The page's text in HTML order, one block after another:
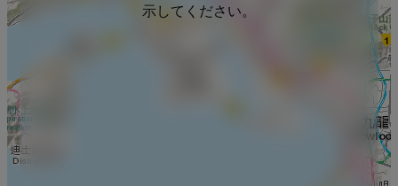
示してください。